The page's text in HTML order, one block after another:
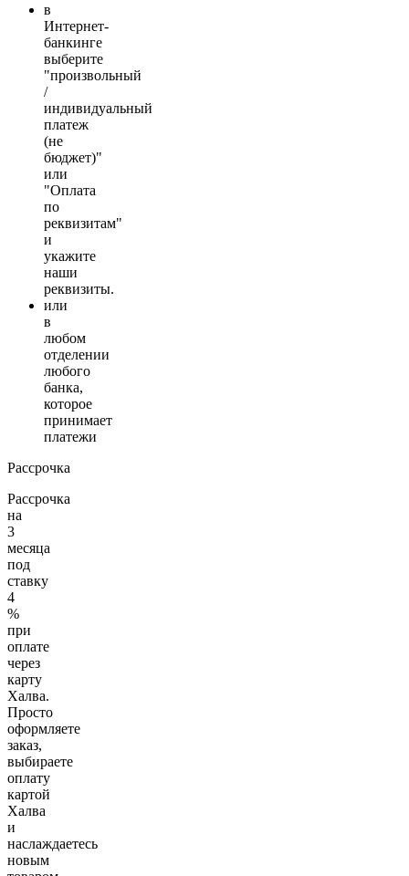
в
Интернет-
банкинге
выберите
"произвольный
/
индивидуальный
платеж
(не
бюджет)"
или
"Оплата
по
реквизитам"
и
укажите
наши
реквизиты.
или
в
любом
отделении
любого
банка,
которое
принимает
платежи
Рассрочка
Рассрочка
на
3
месяца
под
ставку
4
%
при
оплате
через
карту
Халва.
Просто
оформляете
заказ,
выбираете
оплату
картой
Халва
и
наслаждаетесь
новым